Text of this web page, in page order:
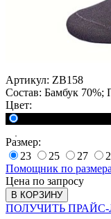
Артикул: ZB158
Состав: Бамбук 70%;
Цвет:
Размер:
23
25 27
Помощник по
Цена по запросу
В КОРЗИНУ
ПОЛУЧИТЬ